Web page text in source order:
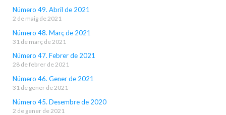
Número 49. Abril de 2021
2 de maig de 2021
Número 48. Març de 2021
31 de març de 2021
Número 47. Febrer de 2021
28 de febrer de 2021
Número 46. Gener de 2021
31 de gener de 2021
Número 45. Desembre de 2020
2 de gener de 2021